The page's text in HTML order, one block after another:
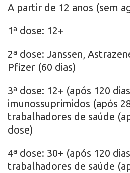
A partir de 12 anos (sem
1ª dose: 12+
2ª dose: Janssen,
Pfizer (60 dias)
3ª dose: 12+ (após 120
imunossuprimidos (após
trabalhadores de saúde
dose)
4ª dose: 30+ (após 120
trabalhadores de saúde